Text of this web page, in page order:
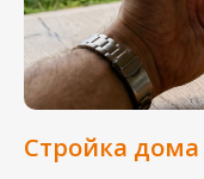
Стройка